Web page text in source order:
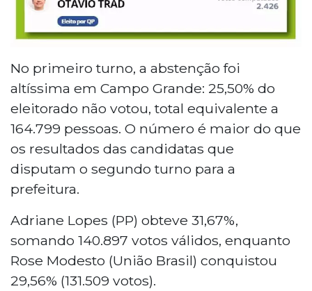
No primeiro turno, a abstenção foi
altíssima em Campo Grande: 25,50% do
eleitorado não votou, total equivalente a
164.799 pessoas. O número é maior do que
os resultados das candidatas que
disputam o segundo turno para a
prefeitura.
Adriane Lopes (PP) obteve 31,67%,
somando 140.897 votos válidos, enquanto
Rose Modesto (União Brasil) conquistou
29,56% (131.509 votos).